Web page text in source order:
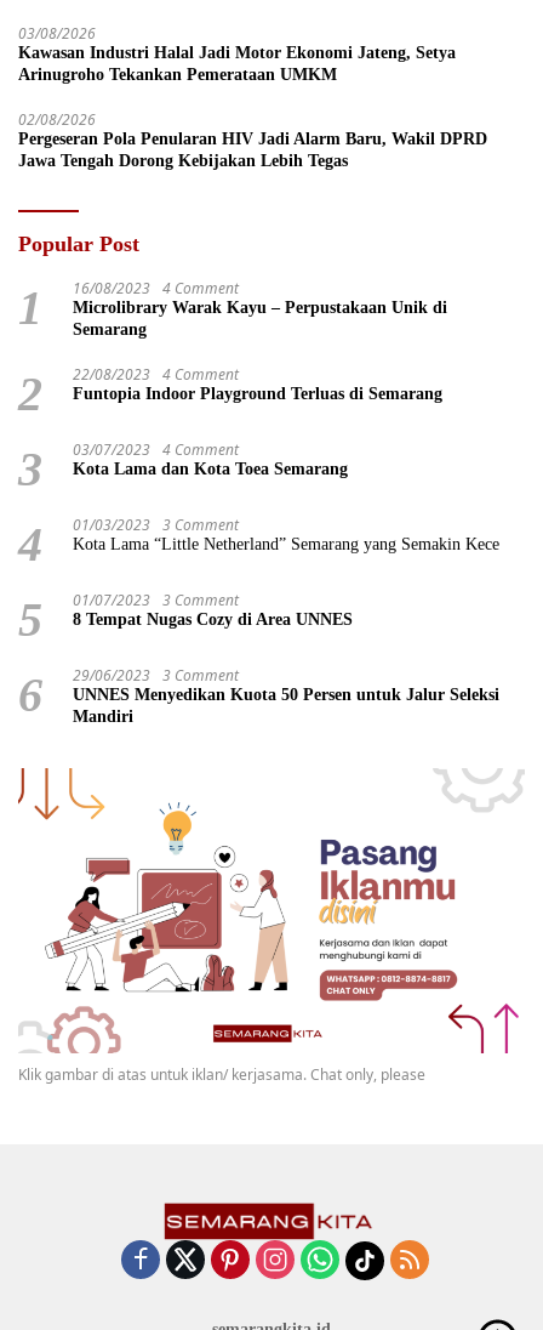
03/08/2026
Kawasan Industri Halal Jadi Motor Ekonomi Jateng, Setya
Arinugroho Tekankan Pemerataan UMKM
02/08/2026
Pergeseran Pola Penularan HIV Jadi Alarm Baru, Wakil DPRD
Jawa Tengah Dorong Kebijakan Lebih Tegas
Popular Post
1 16/08/2023 4 Comment
Microlibrary Warak Kayu – Perpustakaan Unik di
Semarang
2 22/08/2023 4 Comment
Funtopia Indoor Playground Terluas di Semarang
3 03/07/2023 4 Comment
Kota Lama dan Kota Toea Semarang
4 01/03/2023 3 Comment
Kota Lama “Little Netherland” Semarang yang Semakin Kece
5 01/07/2023 3 Comment
8 Tempat Nugas Cozy di Area UNNES
6 29/06/2023 3 Comment
UNNES Menyedikan Kuota 50 Persen untuk Jalur Seleksi
Mandiri
Klik gambar di atas untuk iklan/ kerjasama. Chat only, please